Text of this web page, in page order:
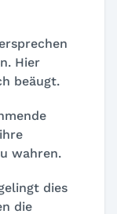
Hier
beäugt.
wahren.
dies
die